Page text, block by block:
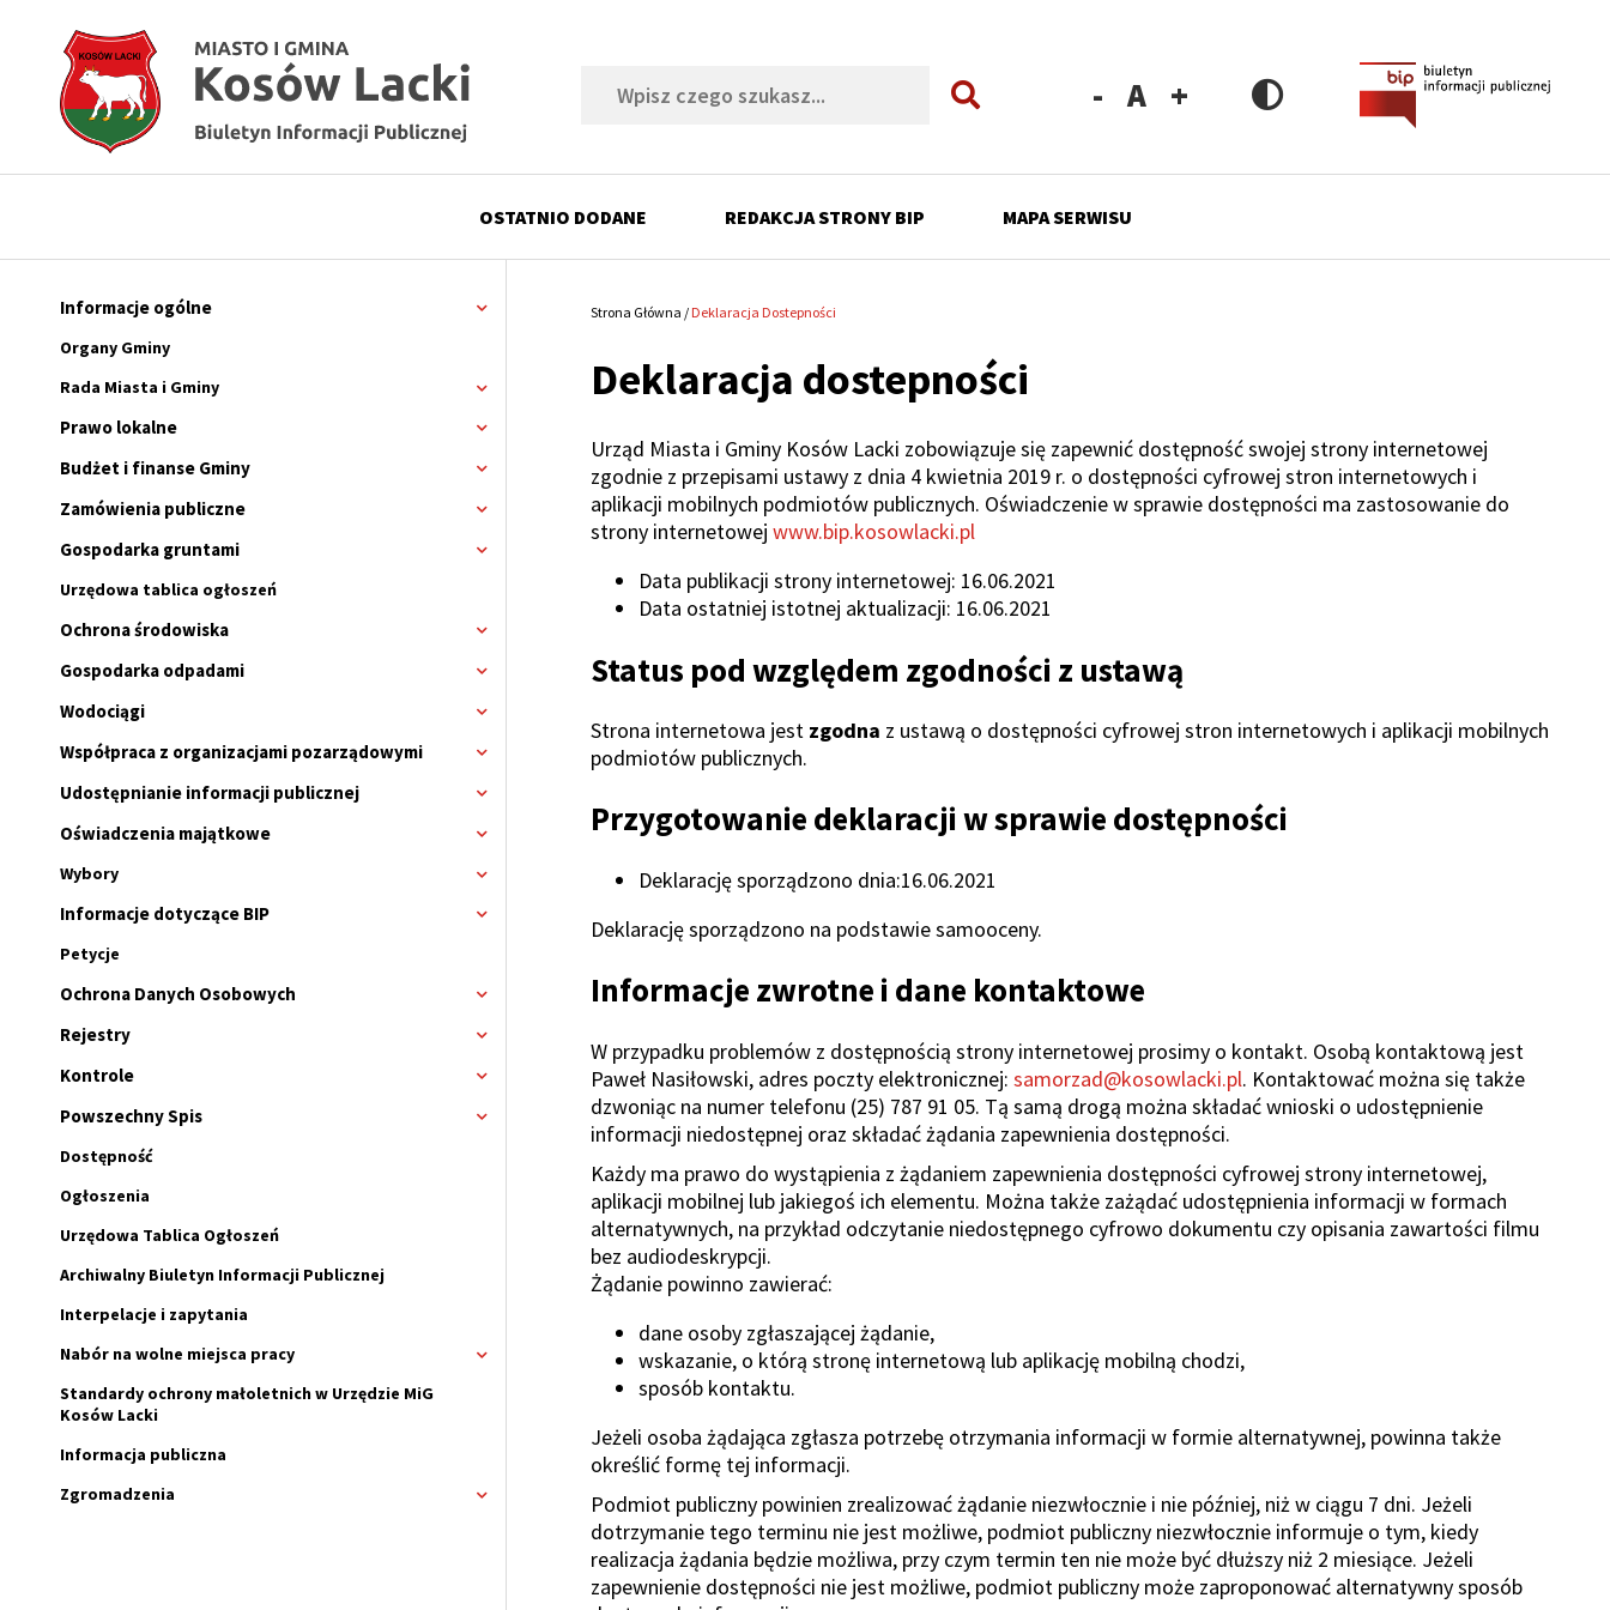
Przejdź
menu
Przejdź
treści
Przejdź
wyszukiwania
Przejdź
stopki
czcionkiczcionkiczcionki
OSTATNIO DODANE REDAKCJA STRONY BIP MAPA SERWISU
Główne
menu
serwisu
Informacje ogólne
Rozwiń
Organy Gminy
Rada Miasta i Gminy
Rozwiń
Rada
i
Gminy
Prawo lokalne
Rozwiń
Budżet i finanse Gminy
Rozwiń
Zamówienia publiczne
Rozwiń
Gospodarka gruntami
Rozwiń
Urzędowa tablica ogłoszeń
Ochrona środowiska
Rozwiń
Gospodarka odpadami
Rozwiń
Wodociągi
Rozwiń
Współpraca z organizacjami pozarządowymi
Rozwiń
Udostępnianie informacji publicznej
Rozwiń
Oświadczenia majątkowe
Rozwiń
Wybory
Rozwiń
Wybory
Informacje dotyczące BIP
Rozwiń
Petycje
Ochrona Danych Osobowych
Rozwiń
Rejestry
Rozwiń
Kontrole
Rozwiń
Powszechny Spis
Rozwiń
Dostępność
Ogłoszenia
Urzędowa Tablica Ogłoszeń
Archiwalny Biuletyn Informacji Publicznej
Interpelacje i zapytania
Nabór na wolne miejsca pracy
Rozwiń
pracy
Standardy ochrony małoletnich w Urzędzie MiG
Kosów Lacki
Informacja publiczna
Zgromadzenia
Rozwiń
Zgromadzenia
nawigacyjna
Strona Główna Deklaracja Dostepności
Deklaracja dostepności
Urząd Miasta i Gminy Kosów Lacki zobowiązuje się zapewnić dostępność swojej strony internetowej
zgodnie z przepisami ustawy z dnia 4 kwietnia 2019 r. o dostępności cyfrowej stron internetowych i
aplikacji mobilnych podmiotów publicznych. Oświadczenie w sprawie dostępności ma zastosowanie do
strony internetowejwww.bip.kosowlacki.pl
Data publikacji strony internetowej: 16.06.2021
Data ostatniej istotnej aktualizacji: 16.06.2021
Status pod względem zgodności z ustawą
Strona internetowa jest zgodna z ustawą o dostępności cyfrowej stron internetowych i aplikacji mobilnych
podmiotów publicznych.
Przygotowanie deklaracji w sprawie dostępności
Deklarację sporządzono dnia:16.06.2021
Deklarację sporządzono na podstawie samooceny.
Informacje zwrotne i dane kontaktowe
W przypadku problemów z dostępnością strony internetowej prosimy o kontakt. Osobą kontaktową jest
Paweł Nasiłowski, adres poczty elektronicznej:samorzad@kosowlacki.pl. Kontaktować można się także
dzwoniąc na numer telefonu (25) 787 91 05. Tą samą drogą można składać wnioski o udostępnienie
informacji niedostępnej oraz składać żądania zapewnienia dostępności.
Każdy ma prawo do wystąpienia z żądaniem zapewnienia dostępności cyfrowej strony internetowej,
aplikacji mobilnej lub jakiegoś ich elementu. Można także zażądać udostępnienia informacji w formach
alternatywnych, na przykład odczytanie niedostępnego cyfrowo dokumentu czy opisania zawartości filmu
bez audiodeskrypcji.
Żądanie powinno zawierać:
dane osoby zgłaszającej żądanie,
wskazanie, o którą stronę internetową lub aplikację mobilną chodzi,
sposób kontaktu.
Jeżeli osoba żądająca zgłasza potrzebę otrzymania informacji w formie alternatywnej, powinna także
określić formę tej informacji.
Podmiot publiczny powinien zrealizować żądanie niezwłocznie i nie później, niż w ciągu 7 dni. Jeżeli
dotrzymanie tego terminu nie jest możliwe, podmiot publiczny niezwłocznie informuje o tym, kiedy
realizacja żądania będzie możliwa, przy czym termin ten nie może być dłuższy niż 2 miesiące. Jeżeli
zapewnienie dostępności nie jest możliwe, podmiot publiczny może zaproponować alternatywny sposób